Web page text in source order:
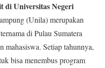
di Universitas Negeri
(Unila) merupakan
di Pulau Sumatera
mahasiswa. Setiap tahunnya,
bisa menembus program